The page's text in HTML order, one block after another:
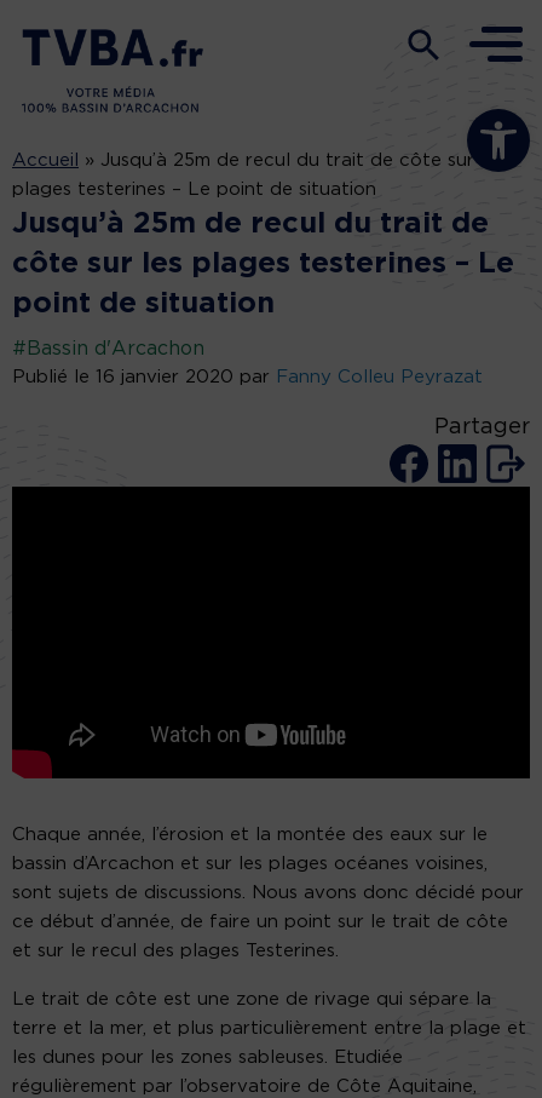
Ouvrir la
Accueil » Jusqu’à 25m de recul du trait de côte sur les
plages testerines – Le point de situation
Jusqu’à 25m de recul du trait de
côte sur les plages testerines – Le
point de situation
#Bassin d'Arcachon
Publié le 16 janvier 2020 par Fanny Colleu Peyrazat
Partager
Chaque année, l’érosion et la montée des eaux sur le
bassin d’Arcachon et sur les plages océanes voisines,
sont sujets de discussions. Nous avons donc décidé pour
ce début d’année, de faire un point sur le trait de côte
et sur le recul des plages Testerines.
Le trait de côte est une zone de rivage qui sépare la
terre et la mer, et plus particulièrement entre la plage et
les dunes pour les zones sableuses. Etudiée
régulièrement par l’observatoire de Côte Aquitaine,